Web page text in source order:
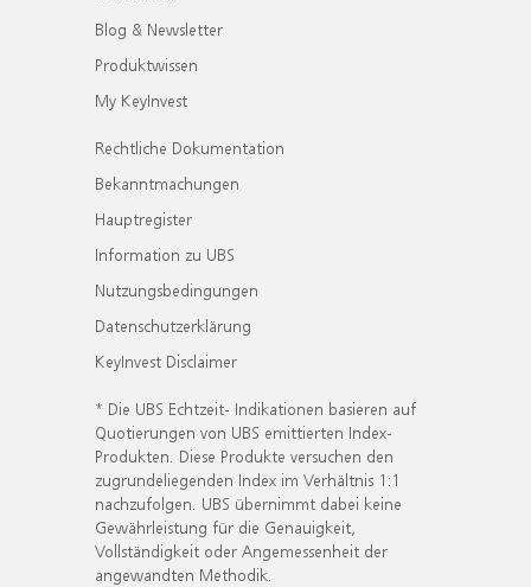
Blog & Newsletter
Produktwissen
My KeyInvest
Rechtliche Dokumentation
Bekanntmachungen
Hauptregister
Information zu UBS
Nutzungsbedingungen
Datenschutzerklärung
KeyInvest Disclaimer
* Die UBS Echtzeit- Indikationen basieren auf
Quotierungen von UBS emittierten Index-
Produkten. Diese Produkte versuchen den
zugrundeliegenden Index im Verhältnis 1:1
nachzufolgen. UBS übernimmt dabei keine
Gewährleistung für die Genauigkeit,
Vollständigkeit oder Angemessenheit der
angewandten Methodik.